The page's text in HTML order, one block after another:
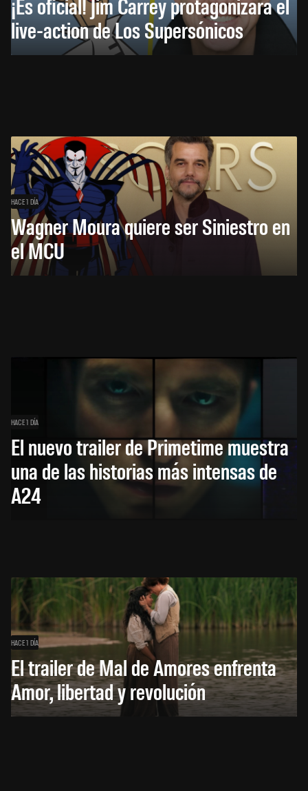
live-action de Los Supersónicos
HACE 1 DÍA
Wagner Moura quiere ser Siniestro en
el MCU
HACE 1 DÍA
El nuevo trailer de Primetime muestra
una de las historias más intensas de
A24
HACE 1 DÍA
El trailer de Mal de Amores enfrenta
Amor, libertad y revolución